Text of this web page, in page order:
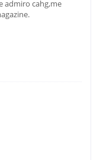
admiro cahg,me